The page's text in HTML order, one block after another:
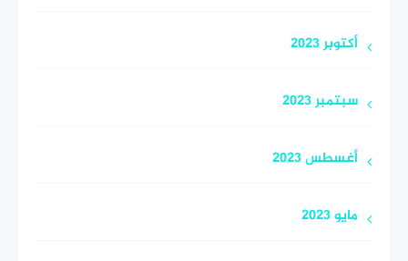
أكتوبر 2023
سبتمبر 2023
أغسطس 2023
مايو 2023